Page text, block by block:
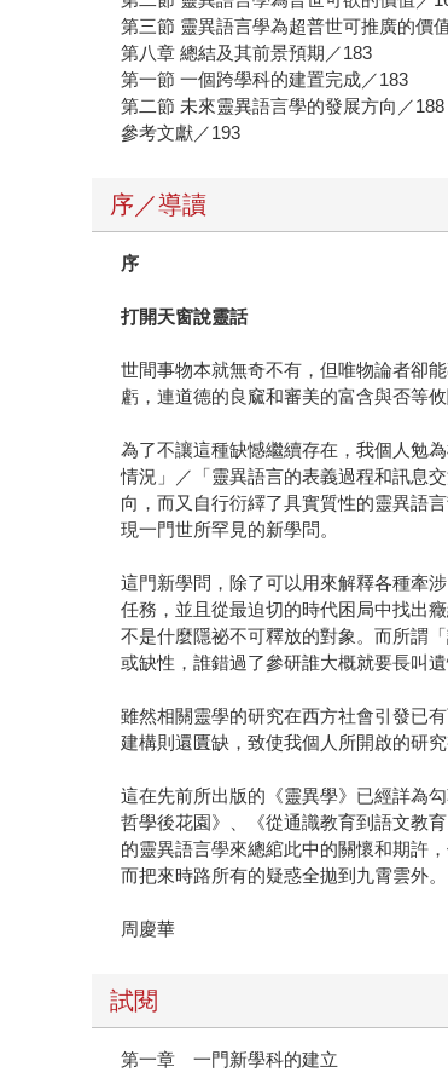
第三節 靈異語言學為超普世可推廣的價
第八章 總結及其前景預期／183
第一節 一個跨學科的建置完成／183
第二節 未來靈異語言學的發展方向／188
參考文獻／193
序／導讀
序
打開天窗說靈話
世間事物本就無奇不有，但唯物論者卻
虧，連道德的良窳和審美的富含與否等
為了不讓這種缺憾繼續存在，我個人勉
情況」／「靈異語言的表義過程和訊息
向，而又自行衍繹了具實質性的靈異語
現一門世所罕見的新學問。
這門新學問，除了可以用來解釋各種牽
任務，並且從最迫切的時代困局中找出
不是什麼隱祕不可釋放的對象。而所謂
或缺性，誰錯過了參研誰大概就要長叫遺
雖然相關靈學的研究在西方社會引發已
建構則還匱缺，致使我個人所開啟的研
這在先前所出版的《靈異學》已經詳為
哲學後花園》、《從通識教育到語文教
的靈異語言學來總綰此中的關懷和期許
而把來時路所有的疑惑全拋到九霄雲外。
周慶華
試閱
第一章 一門新學科的建立